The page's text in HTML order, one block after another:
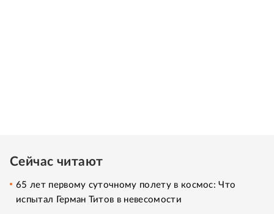
Сейчас читают
65 лет первому суточному полету в космос: Что
испытал Герман Титов в невесомости